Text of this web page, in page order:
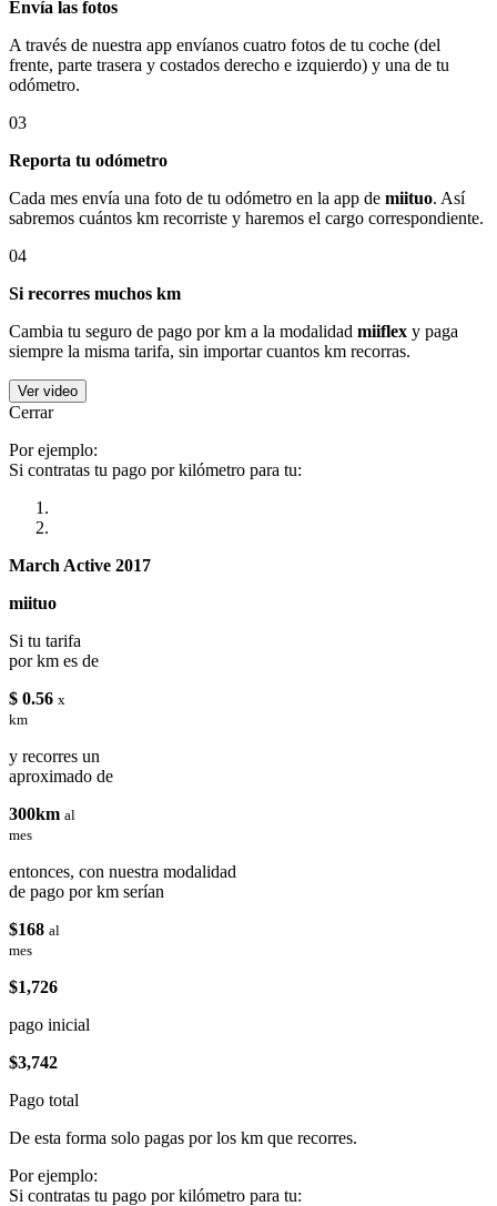
Envía las fotos
A través de nuestra app envíanos cuatro fotos de tu coche (del
frente, parte trasera y costados derecho e izquierdo) y una de tu
odómetro.
03
Reporta tu odómetro
Cada mes envía una foto de tu odómetro en la app de miituo. Así
sabremos cuántos km recorriste y haremos el cargo correspondiente.
04
Si recorres muchos km
Cambia tu seguro de pago por km a la modalidad miiflex y paga
siempre la misma tarifa, sin importar cuantos km recorras.
Ver video
Cerrar
Por ejemplo:
Si contratas tu pago por kilómetro para tu:
March Active 2017
miituo
Si tu tarifa
por km es de
$ 0.56 x
km
y recorres un
aproximado de
300km al
mes
entonces, con nuestra modalidad
de pago por km serían
$168 al
mes
$1,726
pago inicial
$3,742
Pago total
De esta forma solo pagas por los km que recorres.
Por ejemplo:
Si contratas tu pago por kilómetro para tu: